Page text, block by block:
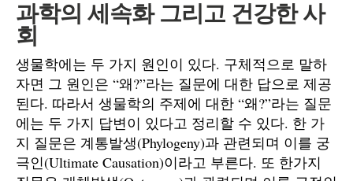
과학의 세속화 그리고 건강한 사
회
생물학에는 두 가지 원인이 있다. 구체적으로 말하
자면 그 원인은 “왜?”라는 질문에 대한 답으로 제공
된다. 따라서 생물학의 주제에 대한 “왜?”라는 질문
에는 두 가지 답변이 있다고 정리할 수 있다. 한 가
지 질문은 계통발생(Phylogeny)과 관련되며 이를 궁
극인(Ultimate Causation)이라고 부른다. 또 한가지